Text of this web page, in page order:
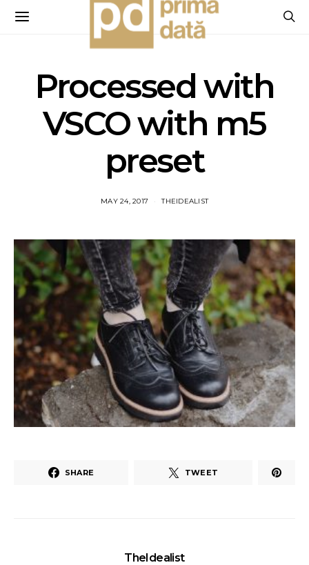
Processed with
VSCO with m5
preset
MAY 24, 2017 THEIDEALIST
SHARE TWEET
TheIdealist